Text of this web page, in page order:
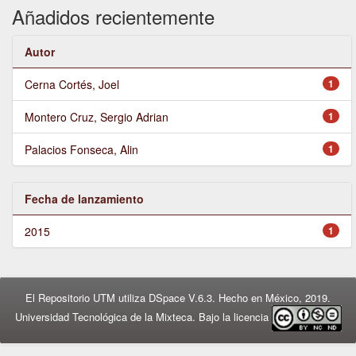
Añadidos recientemente
Autor
1
Cerna Cortés, Joel
1
Montero Cruz, Sergio Adrian
1
Palacios Fonseca, Alin
Fecha de lanzamiento
1
2015
El Repositorio UTM utiliza DSpace V.6.3. Hecho en México, 2019.
Universidad Tecnológica de la Mixteca. Bajo la licencia